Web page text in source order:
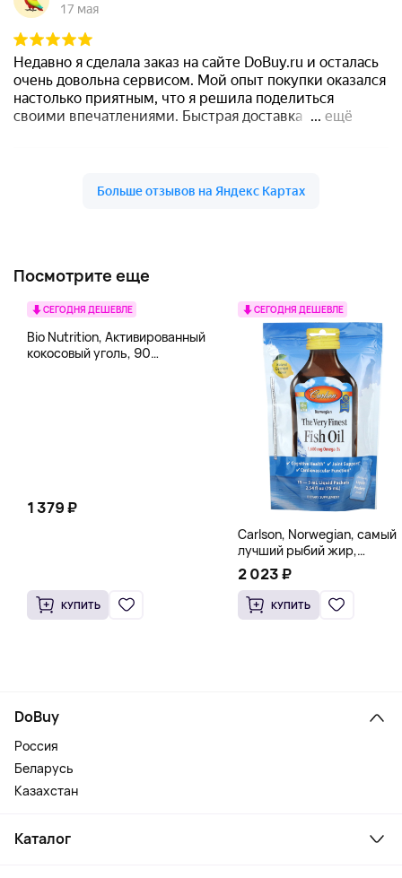
Посмотрите еще
СЕГОДНЯ ДЕШЕВЛЕ
Bio Nutrition, Активированный
кокосовый уголь, 90
1 379 ₽
КУПИТЬ
СЕГОДНЯ ДЕШЕВЛЕ
Carlson, Norwegian, самый
лучший рыбий жир,
натуральный лимон, 15
пакетиков (5 мл) каждый
2 023 ₽
КУПИТЬ
DoBuy
Россия
Беларусь
Казахстан
Каталог